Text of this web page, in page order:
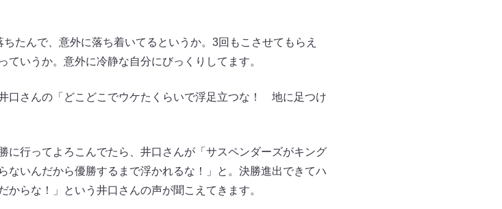
たんで、意外に落ち着いてるというか。3回もこさせてもらえ
いうか。意外に冷静な自分にびっくりしてます。
さんの「どこどこでウケたくらいで浮足立つな！ 地に足つけ
行ってよろこんでたら、井口さんが「サスペンダーズがキング
ないんだから優勝するまで浮かれるな！」と。決勝進出できてハ
らな！」という井口さんの声が聞こえてきます。